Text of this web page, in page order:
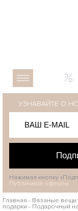
УЗНАВАЙТЕ О
Нажимая кнопку
Публичной оферты
Главная - Вязаные вещи
подарки - Подарочный